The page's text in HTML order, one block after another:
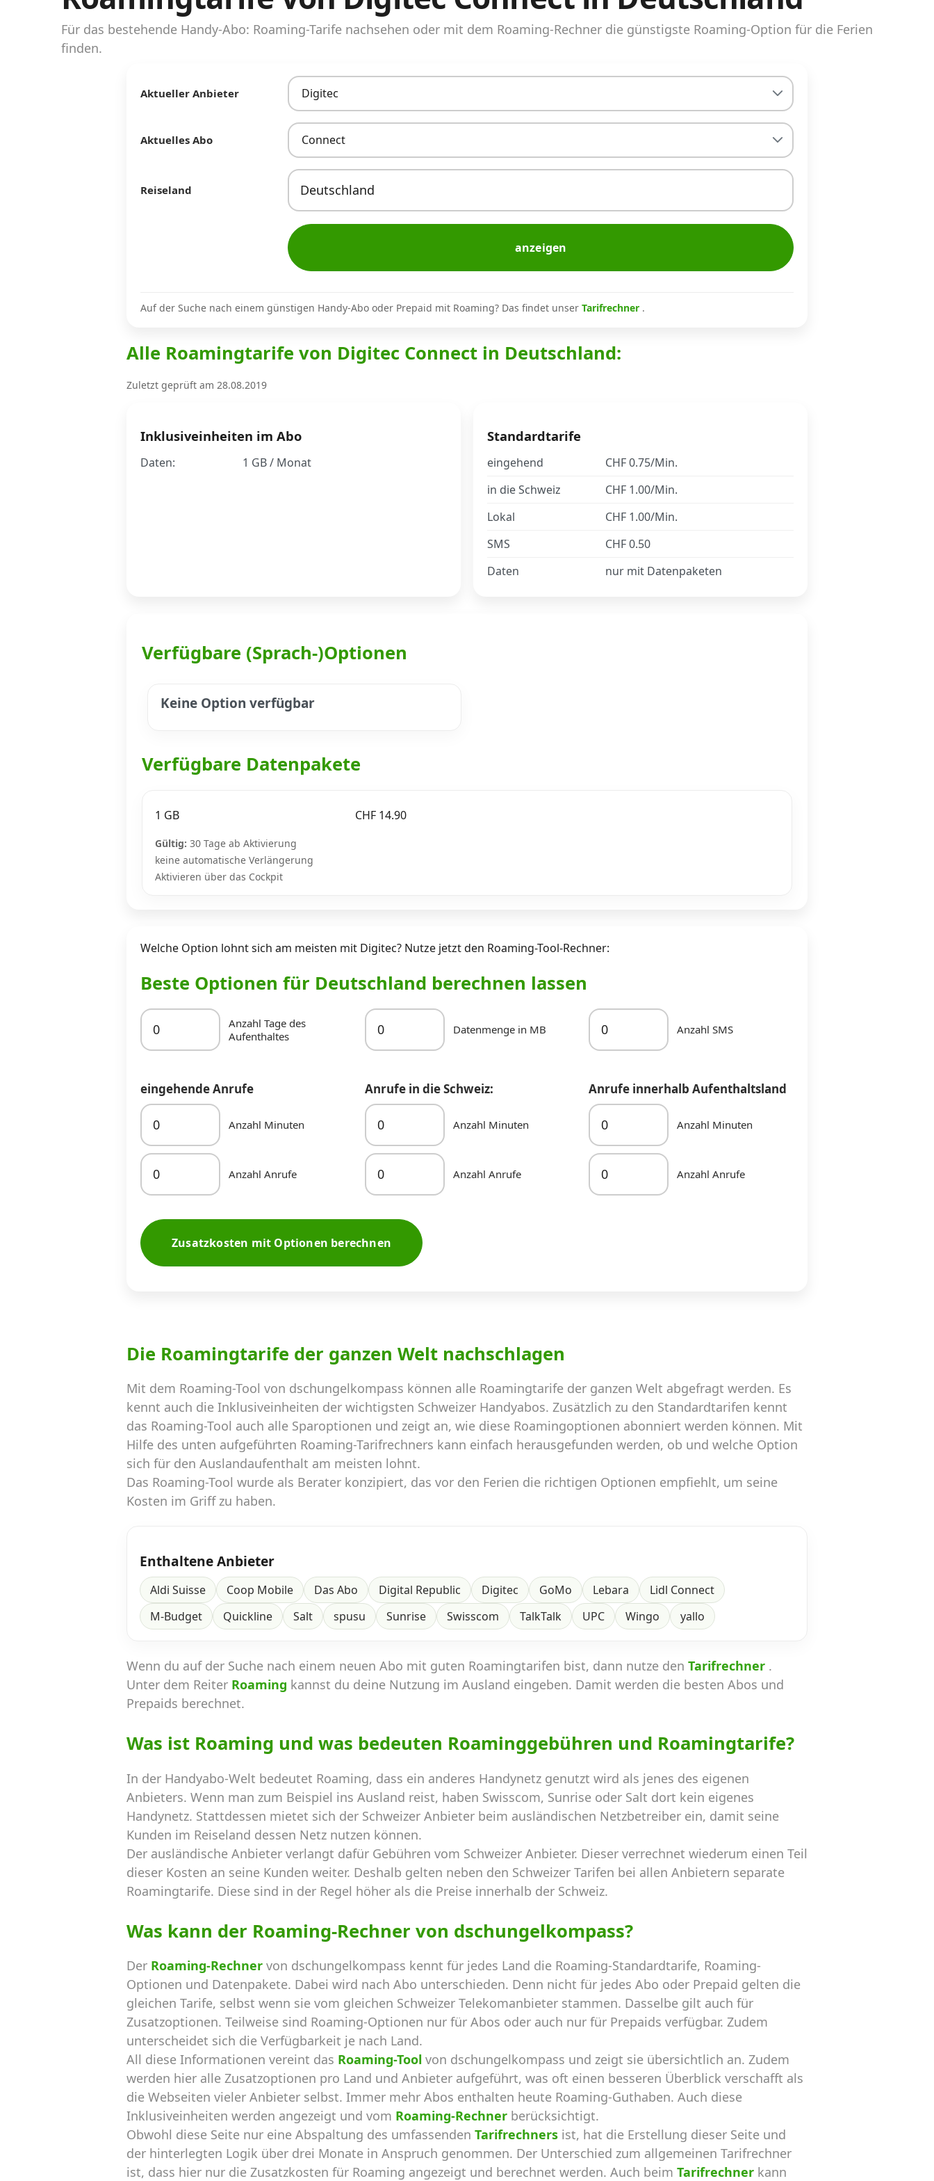
Abos für Tablets, Hotspots und Smart
Tarifrechner Handy-Abo
Alle Mobile-Vergleiche
Internet, TV, Telefon
Impressum
Für das bestehende Handy-Abo: Roaming-Tarife nachsehen oder mit dem Roaming-Rechner die günstigste Roaming-Option für die Ferien
finden.
Aktueller Anbieter Digitec
Aktuelles Abo Connect
Reiseland
anzeigen
Auf der Suche nach einem günstigen Handy-Abo oder Prepaid mit Roaming? Das findet unser Tarifrechner .
Alle Roamingtarife von Digitec Connect in Deutschland:
Zuletzt geprüft am 28.08.2019
Inklusiveinheiten im Abo
Daten: 1 GB / Monat
Standardtarife
eingehend
CHF 0.75/Min.
in die Schweiz
CHF 1.00/Min.
Lokal
CHF 1.00/Min.
SMS
CHF 0.50
Daten
nur mit Datenpaketen
Verfügbare (Sprach-)Optionen
Keine Option verfügbar
Verfügbare Datenpakete
1 GB CHF 14.90
Gültig: 30 Tage ab Aktivierung
keine automatische Verlängerung
Aktivieren über das Cockpit
Welche Option lohnt sich am meisten mit Digitec? Nutze jetzt den Roaming-Tool-Rechner:
Beste Optionen für Deutschland berechnen lassen
Anzahl Tage des
Aufenthaltes
Datenmenge in MB Anzahl SMS
eingehende Anrufe
Anzahl Minuten
Anzahl Anrufe
Anrufe in die Schweiz:
Anzahl Minuten
Anzahl Anrufe
Anrufe innerhalb Aufenthaltsland
Anzahl Minuten
Anzahl Anrufe
Zusatzkosten mit Optionen berechnen
Die Roamingtarife der ganzen Welt nachschlagen
Mit dem Roaming-Tool von dschungelkompass können alle Roamingtarife der ganzen Welt abgefragt werden. Es
kennt auch die Inklusiveinheiten der wichtigsten Schweizer Handyabos. Zusätzlich zu den Standardtarifen kennt
das Roaming-Tool auch alle Sparoptionen und zeigt an, wie diese Roamingoptionen abonniert werden können. Mit
Hilfe des unten aufgeführten Roaming-Tarifrechners kann einfach herausgefunden werden, ob und welche Option
sich für den Auslandaufenthalt am meisten lohnt.
Das Roaming-Tool wurde als Berater konzipiert, das vor den Ferien die richtigen Optionen empfiehlt, um seine
Kosten im Griff zu haben.
Enthaltene Anbieter
Aldi Suisse Coop Mobile Das Abo Digital Republic Digitec GoMo Lebara
Lidl Connect
M-Budget
Quickline Salt spusu Sunrise Swisscom TalkTalk UPC Wingo yallo
Wenn du auf der Suche nach einem neuen Abo mit guten Roamingtarifen bist, dann nutze den Tarifrechner .
Unter dem Reiter Roaming kannst du deine Nutzung im Ausland eingeben. Damit werden die besten Abos und
Prepaids berechnet.
Was ist Roaming und was bedeuten Roaminggebühren und Roamingtarife?
In der Handyabo-Welt bedeutet Roaming, dass ein anderes Handynetz genutzt wird als jenes des eigenen
Anbieters. Wenn man zum Beispiel ins Ausland reist, haben Swisscom, Sunrise oder Salt dort kein eigenes
Handynetz. Stattdessen mietet sich der Schweizer Anbieter beim ausländischen Netzbetreiber ein, damit seine
Kunden im Reiseland dessen Netz nutzen können.
Der ausländische Anbieter verlangt dafür Gebühren vom Schweizer Anbieter. Dieser verrechnet wiederum einen Teil
dieser Kosten an seine Kunden weiter. Deshalb gelten neben den Schweizer Tarifen bei allen Anbietern separate
Roamingtarife. Diese sind in der Regel höher als die Preise innerhalb der Schweiz.
Was kann der Roaming-Rechner von dschungelkompass?
Der Roaming-Rechner von dschungelkompass kennt für jedes Land die Roaming-Standardtarife, Roaming-
Optionen und Datenpakete. Dabei wird nach Abo unterschieden. Denn nicht für jedes Abo oder Prepaid gelten die
gleichen Tarife, selbst wenn sie vom gleichen Schweizer Telekomanbieter stammen. Dasselbe gilt auch für
Zusatzoptionen. Teilweise sind Roaming-Optionen nur für Abos oder auch nur für Prepaids verfügbar. Zudem
unterscheidet sich die Verfügbarkeit je nach Land.
All diese Informationen vereint das Roaming-Tool von dschungelkompass und zeigt sie übersichtlich an. Zudem
werden hier alle Zusatzoptionen pro Land und Anbieter aufgeführt, was oft einen besseren Überblick verschafft als
die Webseiten vieler Anbieter selbst. Immer mehr Abos enthalten heute Roaming-Guthaben. Auch diese
Inklusiveinheiten werden angezeigt und vom Roaming-Rechner berücksichtigt.
Obwohl diese Seite nur eine Abspaltung des umfassenden Tarifrechners ist, hat die Erstellung dieser Seite und
der hinterlegten Logik über drei Monate in Anspruch genommen. Der Unterschied zum allgemeinen Tarifrechner
ist, dass hier nur die Zusatzkosten für Roaming angezeigt und berechnet werden. Auch beim Tarifrechner kann